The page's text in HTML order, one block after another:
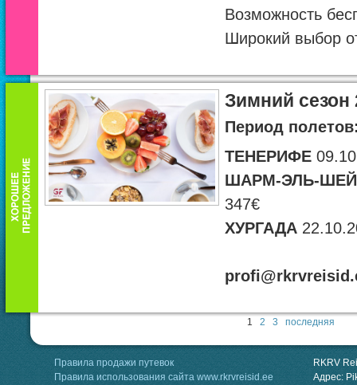
Возможность
Широкий выбор
Зимний сезон
Период
ТЕНЕРИФЕ
ШАРМ-ЭЛЬ-
347€
ХУРГАДА
1 2 3 последняя
Правила продажи путевок
Правила использования сайта www.rkrvreisid.ee
RKRV
Адрес: